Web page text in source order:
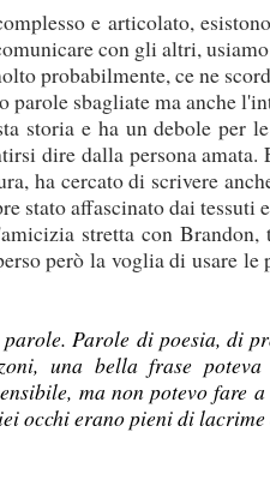
e articolato,
con gli altri,
probabilmente, ce ne
parole sbagliate ma anche
storia e ha un debole per
dire dalla persona
ha cercato di scrivere
stato affascinato dai tessuti
stretta con
però la voglia di usare
Parole di poesia, di
una bella frase
ma non potevo fare
occhi erano pieni di lacrime